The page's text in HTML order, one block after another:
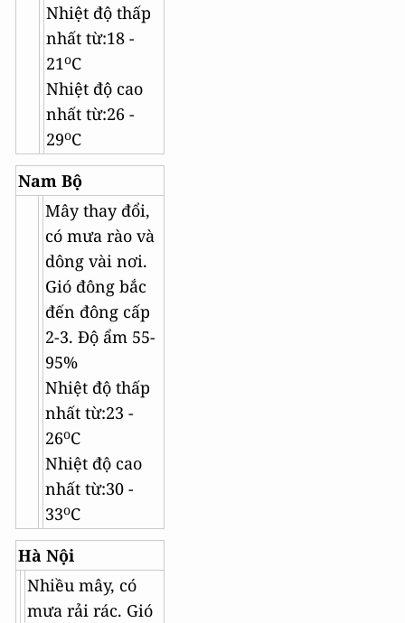
Nhiệt độ thấp
nhất từ:18 -
21oC
Nhiệt độ cao
nhất từ:26 -
29oC
Nam Bộ
Mây thay đổi,
có mưa rào và
dông vài nơi.
Gió đông bắc
đến đông cấp
2-3. Độ ẩm 55-
95%
Nhiệt độ thấp
nhất từ:23 -
26oC
Nhiệt độ cao
nhất từ:30 -
33oC
Hà Nội
Nhiều mây, có
mưa rải rác. Gió